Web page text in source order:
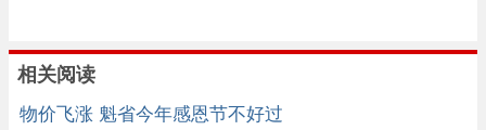
相关阅读
物价飞涨 魁省今年感恩节不好过